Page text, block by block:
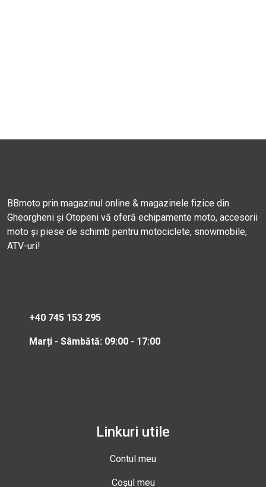
BBmoto prin magazinul online & magazinele fizice din
Gheorgheni și Otopeni vă oferă echipamente moto, accesorii
moto și piese de schimb pentru motociclete, snowmobile,
ATV-uri!
+40 745 153 295
Marți - Sâmbătă: 09:00 - 17:00
Linkuri utile
Contul meu
Coșul meu